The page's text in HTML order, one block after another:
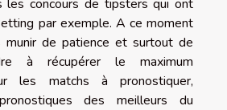
les concours de tipsters qui ont
par exemple. A ce moment
munir de patience et surtout de
à récupérer le maximum
les matchs à pronostiquer,
des meilleurs du